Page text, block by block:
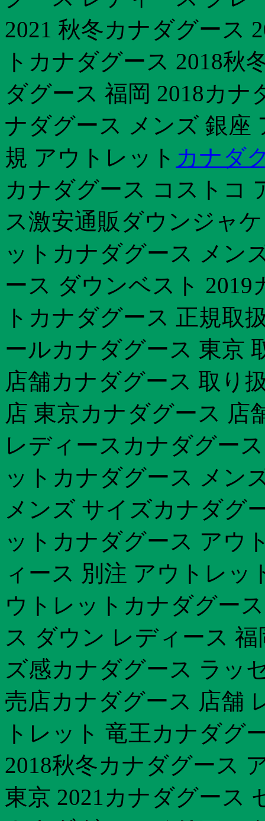
2021 秋冬カナダグース
トカナダグース 2018秋
ダグース 福岡 2018カ
ナダグース メンズ 銀座
規 アウトレット カナダ
カナダグース コストコ
ス激安通販ダウンジャ
ットカナダグース メン
ース ダウンベスト
トカナダグース 正規取
ールカナダグース 東京
店舗カナダグース 取り
店 東京カナダグース 店
レディースカナダグー
ットカナダグース メン
メンズ サイズカナダグ
ットカナダグース アウ
ィース 別注 アウトレ
ウトレットカナダグー
ス ダウン レディース
ズ感カナダグース ラッ
売店カナダグース 店舗
トレット 竜王カナダグ
2018秋冬カナダグース
東京 2021カナダグース